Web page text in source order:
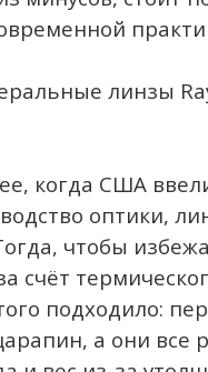
когда США
оптики,
чтобы
счёт
подходило:
а они все